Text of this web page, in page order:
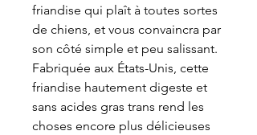
friandise qui plaît à toutes sortes
de chiens, et vous convaincra par
son côté simple et peu salissant.
Fabriquée aux États-Unis, cette
friandise hautement digeste et
sans acides gras trans rend les
choses encore plus délicieuses